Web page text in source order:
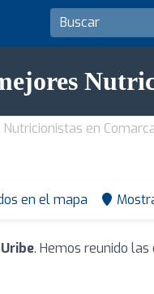
Nutricionistas en
en el mapa
. Hemos reunido